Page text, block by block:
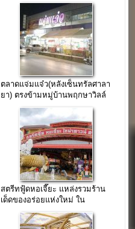
ตลาดแจ่มแจ๋ว(หลังเซ็นทรัลศาลา
ยา) ตรงข้ามหมู่บ้านพฤกษาวิลล์
สตรีทฟู้ดหอเจี๊ยะ แหล่งรวมร้าน
เด็ดของอร่อยแห่งใหม่ ใน
โครงการไชน่าทาวน์ ศาลายา